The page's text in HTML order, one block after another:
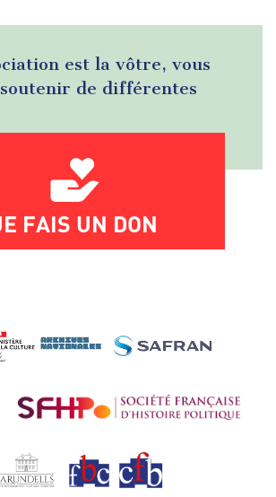
est la vôtre, vous
de différentes
FAIS UN DON